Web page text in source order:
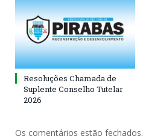
Resoluções Chamada de
Suplente Conselho Tutelar
2026
Os comentários estão fechados.